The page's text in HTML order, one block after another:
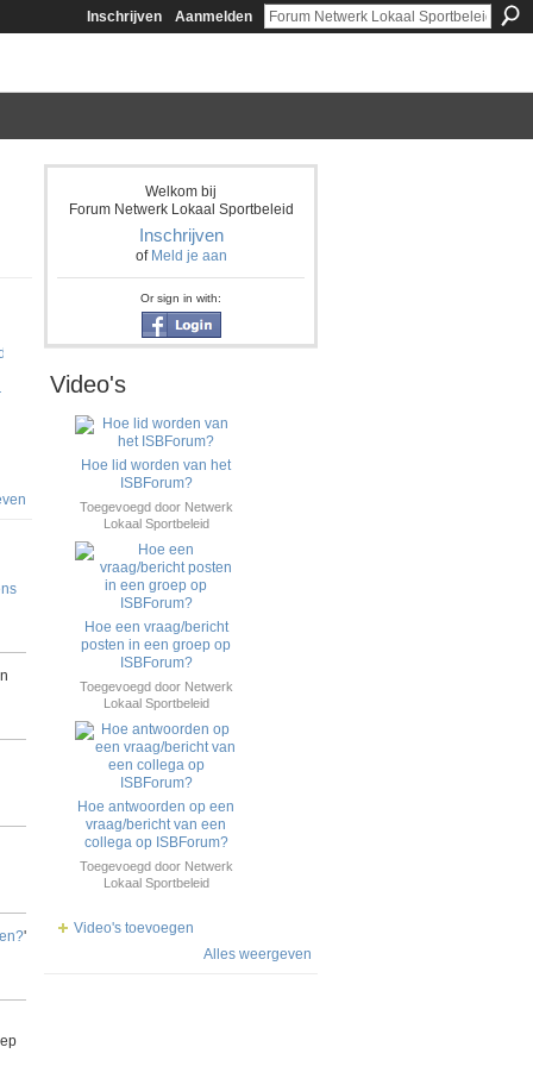
Inschrijven Aanmelden
'
Welkom bij
Forum Netwerk Lokaal Sportbeleid
Inschrijven
of Meld je aan
Or sign in with:
Video's
Hoe lid worden van het
ISBForum?
Toegevoegd door Netwerk
Lokaal Sportbeleid
Hoe een vraag/bericht
posten in een groep op
ISBForum?
Toegevoegd door Netwerk
Lokaal Sportbeleid
Hoe antwoorden op een
vraag/bericht van een
collega op ISBForum?
Toegevoegd door Netwerk
Lokaal Sportbeleid
Video's toevoegen
Alles weergeven